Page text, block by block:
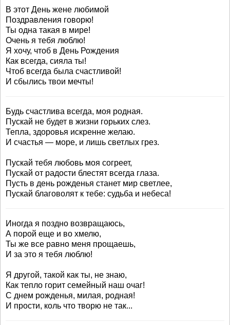
В этот День жене любимой
Поздравления говорю!
Ты одна такая в мире!
Очень я тебя люблю!
Я хочу, чтоб в День Рождения
Как всегда, сияла ты!
Чтоб всегда была счастливой!
И сбылись твои мечты!
Будь счастлива всегда, моя родная.
Пускай не будет в жизни горьких слез.
Тепла, здоровья искренне желаю.
И счастья — море, и лишь светлых грез.
Пускай тебя любовь моя согреет,
Пускай от радости блестят всегда глаза.
Пусть в день рожденья станет мир светлее,
Пускай благоволят к тебе: судьба и небеса!
Иногда я поздно возвращаюсь,
А порой еще и во хмелю,
Ты же все равно меня прощаешь,
И за это я тебя люблю!
Я другой, такой как ты, не знаю,
Как тепло горит семейный наш очаг!
С днем рожденья, милая, родная!
И прости, коль что творю не так...